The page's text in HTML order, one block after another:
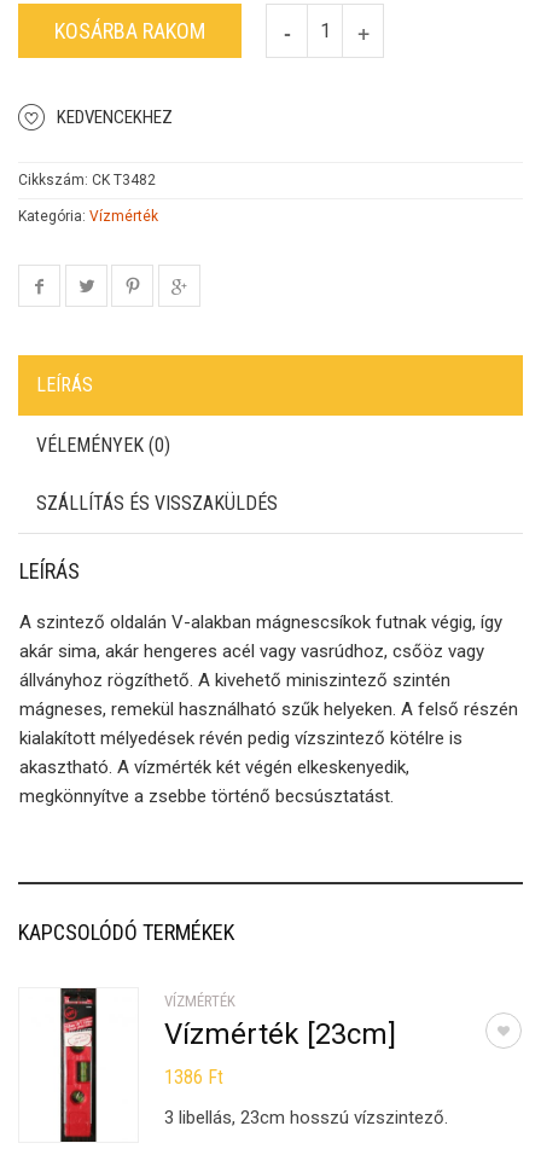
KOSÁRBA RAKOM
KEDVENCEKHEZ
Cikkszám: CK T3482
Kategória: Vízmérték
LEÍRÁS
VÉLEMÉNYEK (0)
SZÁLLÍTÁS ÉS VISSZAKÜLDÉS
LEÍRÁS
A szintező oldalán V-alakban mágnescsíkok futnak végig, így
akár sima, akár hengeres acél vagy vasrúdhoz, csőöz vagy
állványhoz rögzíthető. A kivehető miniszintező szintén
mágneses, remekül használható szűk helyeken. A felső részén
kialakított mélyedések révén pedig vízszintező kötélre is
akasztható. A vízmérték két végén elkeskenyedik,
megkönnyítve a zsebbe történő becsúsztatást.
KAPCSOLÓDÓ TERMÉKEK
VÍZMÉRTÉK
Vízmérték [23cm]
1386 Ft
3 libellás, 23cm hosszú vízszintező.